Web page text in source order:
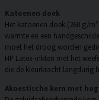
Katoenen doek
Het katoenen doek (260 g/
warmte en een
moet het droog worden
HP Latex-inkten met het
die de kleurkracht langdurig
Akoestische kern met